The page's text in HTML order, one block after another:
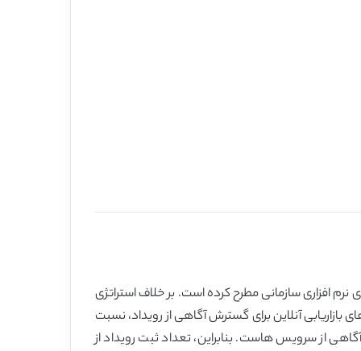
نرم افزاری سازمانی مطرح کرده است. بر خلاف استراتژی
بازاریابی آنلاین برای گسترش آگاهی از رویداد، نسبت
از سرویس هاست. بنابراین، تعداد ثبت رویداد از